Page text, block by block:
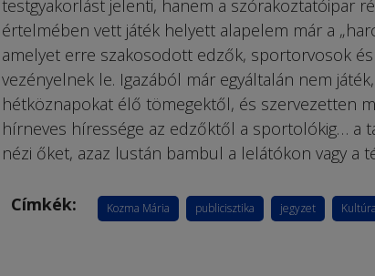
testgyakorlást jelenti, hanem a szórakoztatóipar
értelmében vett játék helyett alapelem már a
amelyet erre szakosodott edzők, sportorvosok
vezényelnek le. Igazából már egyáltalán nem
hétköznapokat élő tömegektől, és szervezetten
hírneves híressége az edzőktől a sportolókig… a
nézi őket, azaz lustán bambul a lelátókon vagy a
Címkék: Kozma Mária publicisztika jegyzet Kultúra